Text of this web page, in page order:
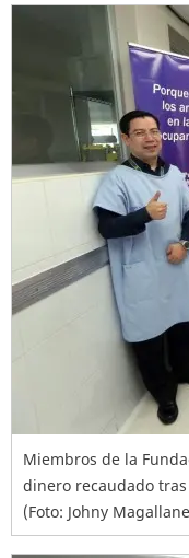
Miembros de la
dinero recaudado tras
(Foto: Johny